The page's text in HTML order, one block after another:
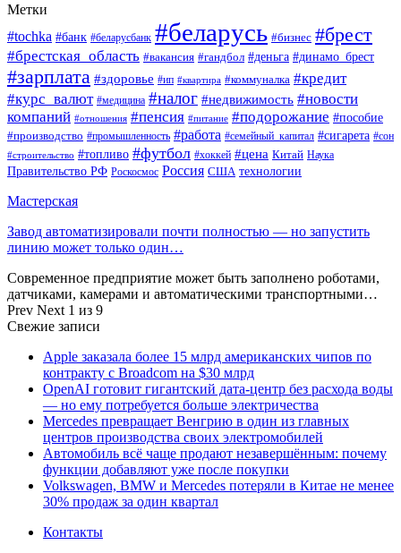
Метки
#tochka #банк #беларусбанк #беларусь #бизнес #брест
#брестская_область #вакансия #гандбол #деньга #динамо_брест
#зарплата #здоровье #ип #квартира #коммуналка #кредит
#курс_валют #медицина #налог #недвижимость #новости
компаний #отношения #пенсия #питание #подорожание #пособие
#производство #промышленность #работа #семейный_капитал #сигарета #сон
#строительство #топливо #футбол #хоккей #цена Китай Наука
Правительство РФ Роскосмос Россия США технологии
Мастерская
Завод автоматизировали почти полностью — но запустить
линию может только один…
Современное предприятие может быть заполнено роботами,
датчиками, камерами и автоматическими транспортными…
Prev Next 1 из 9
Свежие записи
Apple заказала более 15 млрд американских чипов по
контракту с Broadcom на $30 млрд
OpenAI готовит гигантский дата-центр без расхода воды
— но ему потребуется больше электричества
Mercedes превращает Венгрию в один из главных
центров производства своих электромобилей
Автомобиль всё чаще продают незавершённым: почему
функции добавляют уже после покупки
Volkswagen, BMW и Mercedes потеряли в Китае не менее
30% продаж за один квартал
Контакты